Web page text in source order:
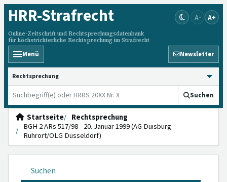
HRR-Strafrecht
Online-Zeitschrift und Rechtsprechungsdatenbank
für höchstrichterliche Rechtsprechung im Strafrecht
A- A+
Menü Newsletter
HRRS durchsuchen
Suchen
Startseite
Rechtsprechung
BGH 2 ARs 517/98 - 20. Januar 1999 (AG Duisburg-
Ruhrort/OLG Düsseldorf)
Suchen